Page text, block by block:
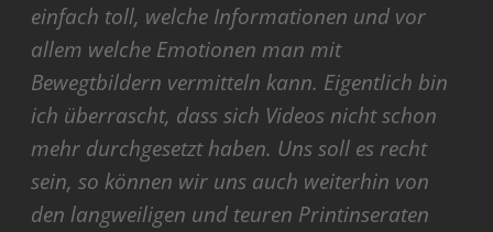
einfach toll, welche Informationen und vor
allem welche Emotionen man mit
Bewegtbildern vermitteln kann. Eigentlich bin
ich überrascht, dass sich Videos nicht schon
mehr durchgesetzt haben. Uns soll es recht
sein, so können wir uns auch weiterhin von
den langweiligen und teuren Printinseraten